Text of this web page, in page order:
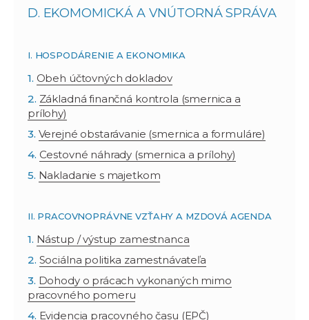
D. EKOMOMICKÁ A VNÚTORNÁ SPRÁVA
I. HOSPODÁRENIE A EKONOMIKA
Obeh účtovných dokladov
Základná finančná kontrola (smernica a
prílohy)
Verejné obstarávanie (smernica a formuláre)
Cestovné náhrady (smernica a prílohy)
Nakladanie s majetkom
II. PRACOVNOPRÁVNE VZŤAHY A MZDOVÁ AGENDA
Nástup / výstup zamestnanca
Sociálna politika zamestnávateľa
Dohody o prácach vykonaných mimo
pracovného pomeru
Evidencia pracovného času (EPČ)